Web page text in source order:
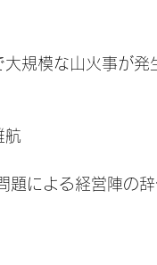
規模な山火事が発
航
題による経営陣の